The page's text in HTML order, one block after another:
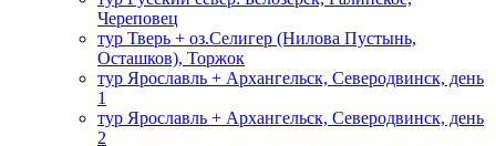
Череповец
тур Тверь + оз.Селигер (Нилова Пустынь,
Осташков), Торжок
тур Ярославль + Архангельск, Северодвинск, день
1
тур Ярославль + Архангельск, Северодвинск, день
2